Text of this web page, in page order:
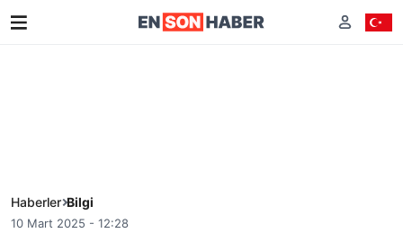
Haberler Bilgi
10 Mart 2025 - 12:28